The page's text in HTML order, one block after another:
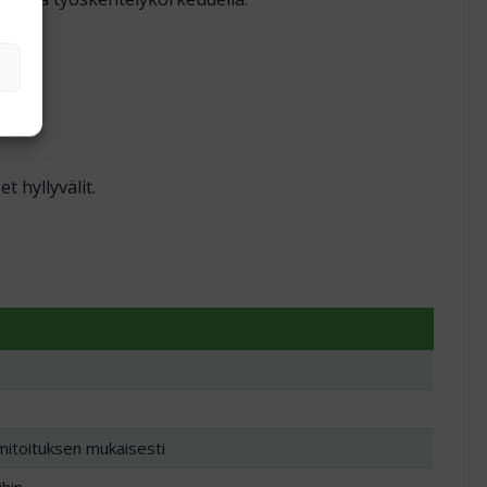
hyllyvälit.
mukaisesti